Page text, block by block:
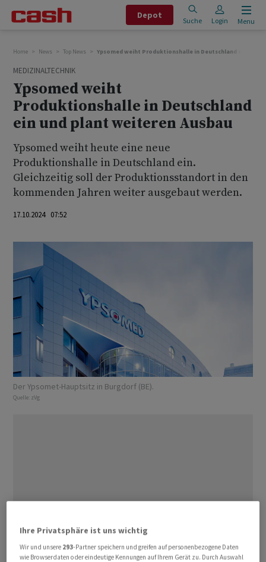
Depot
Suche Login Menu
Home News Top News Ypsomed weiht Produktionshalle in Deutschland ein und
MEDIZINALTECHNIK
Ypsomed weiht
Produktionshalle in Deutschland
ein und plant weiteren Ausbau
Ypsomed weiht heute eine neue
Produktionshalle in Deutschland ein.
Gleichzeitig soll der Produktionsstandort in den
kommenden Jahren weiter ausgebaut werden.
17.10.2024 07:52
Der Ypsomet-Hauptsitz in Burgdorf (BE).
Quelle: zVg
Ihre Privatsphäre ist uns wichtig
Wir und unsere 293-Partner speichern und greifen auf personenbezogene Daten
wie Browserdaten oder eindeutige Kennungen auf Ihrem Gerät zu. Durch Auswahl